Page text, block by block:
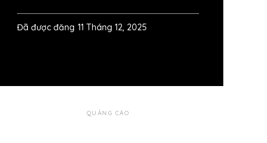
Đã được đăng 11 Tháng 12, 2025
QUẢNG CÁO